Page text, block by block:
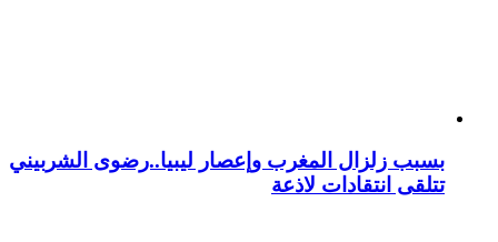
بسبب زلزال المغرب وإعصار ليبيا..رضوى الشربيني
تتلقى انتقادات لاذعة